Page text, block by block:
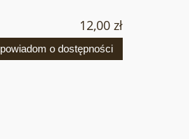
12,00 zł
powiadom o dostępności